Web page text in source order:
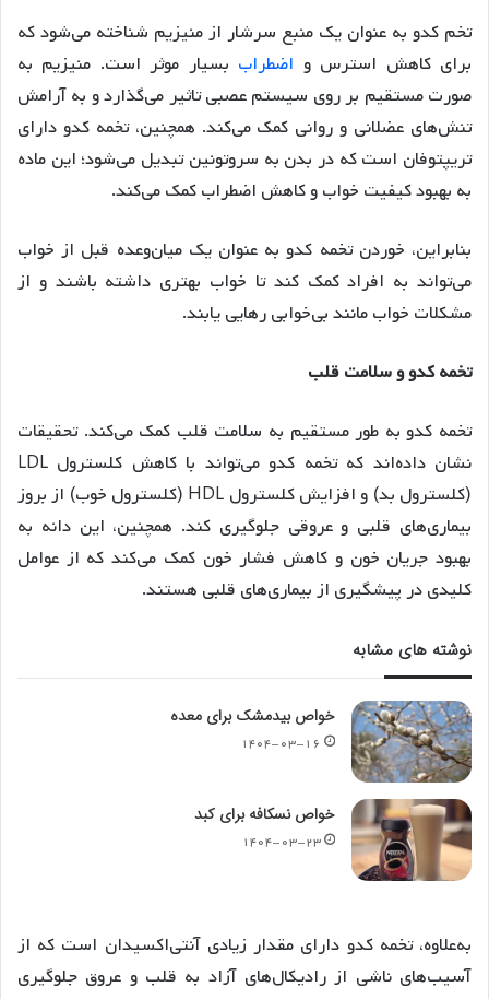
تخم کدو به عنوان یک منبع سرشار از منیزیم شناخته می‌شود که
برای کاهش استرس و اضطراب بسیار موثر است. منیزیم به
صورت مستقیم بر روی سیستم عصبی تاثیر می‌گذارد و به آرامش
تنش‌های عضلانی و روانی کمک می‌کند. همچنین، تخمه کدو دارای
تریپتوفان است که در بدن به سروتونین تبدیل می‌شود؛ این ماده
به بهبود کیفیت خواب و کاهش اضطراب کمک می‌کند.
بنابراین، خوردن تخمه کدو به عنوان یک میان‌وعده قبل از خواب
می‌تواند به افراد کمک کند تا خواب بهتری داشته باشند و از
مشکلات خواب مانند بی‌خوابی رهایی یابند.
تخمه کدو و سلامت قلب
تخمه کدو به طور مستقیم به سلامت قلب کمک می‌کند. تحقیقات
نشان داده‌اند که تخمه کدو می‌تواند با کاهش کلسترول LDL
(کلسترول بد) و افزایش کلسترول HDL (کلسترول خوب) از بروز
بیماری‌های قلبی و عروقی جلوگیری کند. همچنین، این دانه به
بهبود جریان خون و کاهش فشار خون کمک می‌کند که از عوامل
کلیدی در پیشگیری از بیماری‌های قلبی هستند.
نوشته های مشابه
خواص بیدمشک برای معده
۱۴۰۴-۰۳-۱۶
خواص نسکافه برای کبد
۱۴۰۴-۰۳-۲۳
به‌علاوه، تخمه کدو دارای مقدار زیادی آنتی‌اکسیدان است که از
آسیب‌های ناشی از رادیکال‌های آزاد به قلب و عروق جلوگیری